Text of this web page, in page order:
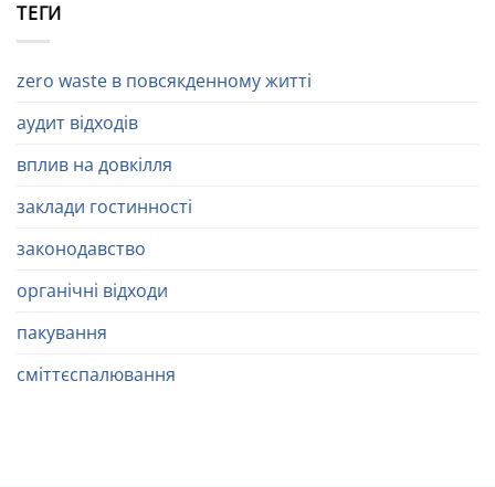
ТЕГИ
zero waste в повсякденному житті
аудит відходів
вплив на довкілля
заклади гостинності
законодавство
органічні відходи
пакування
сміттєспалювання